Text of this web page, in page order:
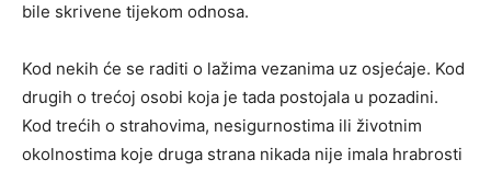
bile skrivene tijekom odnosa.
Kod nekih će se raditi o lažima vezanima uz osjećaje. Kod
drugih o trećoj osobi koja je tada postojala u pozadini.
Kod trećih o strahovima, nesigurnostima ili životnim
okolnostima koje druga strana nikada nije imala hrabrosti